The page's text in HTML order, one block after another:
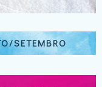
SETEMBRO